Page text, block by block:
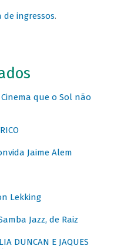
de ingressos.
Cinema que o Sol não
Jaime Alem
Lekking
Jazz, de Raiz
DUNCAN E JAQUES